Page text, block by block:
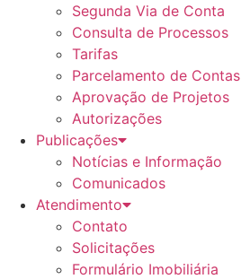
Segunda Via de Conta
Consulta de Processos
Tarifas
Parcelamento de Contas
Aprovação de Projetos
Autorizações
Publicações
Notícias e Informação
Comunicados
Atendimento
Contato
Solicitações
Formulário Imobiliária